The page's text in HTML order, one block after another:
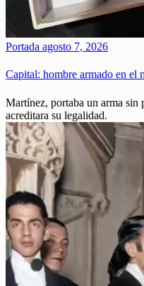
Portada agosto 7, 2026
Capital: hombre armado en el
Martínez, portaba un arma sin
acreditara su legalidad.